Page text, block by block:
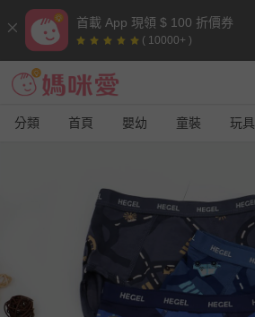
首載 App 現領 $ 100 折價券
( 10000+ )
分類 首頁 嬰幼 童裝 玩具